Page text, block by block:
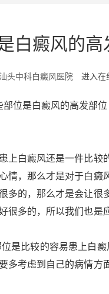
白癜风的高
头中科白癜风医院 进入在
白癜风还是一件比较
情，那么才是对于白癜
多的，那么才是会让很
很多的，所以我们也是
比较的容易患上白癜
多考虑到自己的病情方